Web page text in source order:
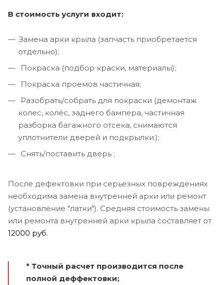
В стоимость услуги входит:
Замена арки крыла (запчасть приобретается
отдельно);
Покраска (подбор краски, материалы);
Покраска проемов частичная;
Разобрать/собрать для покраски (демонтаж
колес, колёс, заднего бампера, частичная
разборка багажного отсека, снимаются
уплотнители дверей и подкрылки.);
Снять/поставить дверь ;
После дефектовки при серьезных повреждениях
необходима замена внутренней арки или ремонт
(установление "латки"). Средняя стоимость замены
или ремонта внутренней арки крыла составляет от
12000 руб.
* Точный расчет производится после
полной деффектовки;